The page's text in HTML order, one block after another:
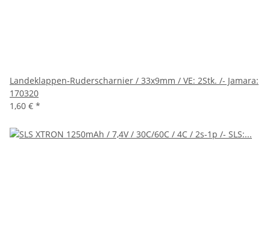
Landeklappen-Ruderscharnier / 33x9mm / VE: 2Stk. /- Jamara:
170320
1,60 € *